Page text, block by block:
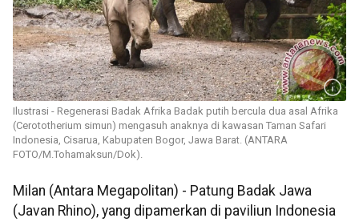
Ilustrasi - Regenerasi Badak Afrika Badak putih bercula dua asal Afrika
(Cerototherium simun) mengasuh anaknya di kawasan Taman Safari
Indonesia, Cisarua, Kabupaten Bogor, Jawa Barat. (ANTARA
FOTO/M.Tohamaksun/Dok).
Milan (Antara Megapolitan) - Patung Badak Jawa
(Javan Rhino), yang dipamerkan di paviliun Indonesia